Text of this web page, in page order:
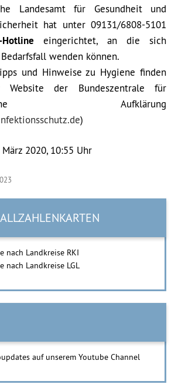
Landesamt für Gesundheit und
hat unter 09131/6808-5101
Hotline eingerichtet, an die sich
wenden können.
und Hinweise zu Hygiene finden
der Bundeszentrale für
Aufklärung
)
2020, 10:55 Uhr
nach Landkreise RKI
nach Landkreise LGL
auf unserem Youtube Channel